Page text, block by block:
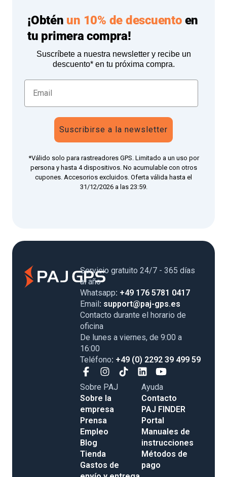
¡Obtén un 10% de descuentoen
tu primera compra!
Suscríbete a nuestra newsletter y recibe un
descuento* en tu próxima compra.
Suscribirse a la newsletter
*Válido solo para rastreadores GPS. Limitado a un uso por
persona y hasta 4 dispositivos. No acumulable con otros
cupones. Accesorios excluidos. Oferta válida hasta el
31/12/2026 a las 23:59.
Servicio gratuito 24/7 - 365 días
al año
Whatsapp: +49 176 5781 0417
Email: support@paj-gps.es
Contacto durante el horario de
oficina
De lunes a viernes, de 9:00 a
16:00
Teléfono: +49 (0) 2292 39 499 59
Sobre PAJ
Sobre la
empresa
Prensa
Empleo
Blog
Tienda
Gastos de
Ayuda
Contacto
PAJ FINDER
Portal
Manuales de
instrucciones
Métodos de
pago